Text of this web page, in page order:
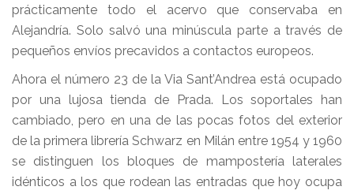
prácticamente todo el acervo que conservaba en
Alejandría. Solo salvó una minúscula parte a través de
pequeños envíos precavidos a contactos europeos.
Ahora el número 23 de la Via Sant’Andrea está ocupado
por una lujosa tienda de Prada. Los soportales han
cambiado, pero en una de las pocas fotos del exterior
de la primera librería Schwarz en Milán entre 1954 y 1960
se distinguen los bloques de mampostería laterales
idénticos a los que rodean las entradas que hoy ocupa